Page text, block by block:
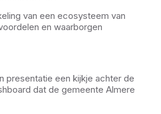
van een ecosysteem van
en waarborgen
presentatie een kijkje achter de
dat de gemeente Almere